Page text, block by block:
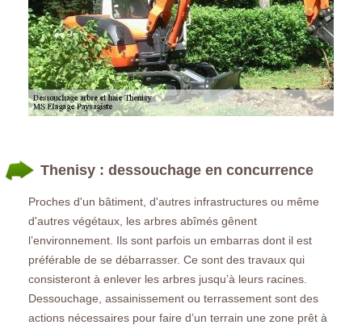
Thenisy : dessouchage en concurrence
Proches d'un bâtiment, d'autres infrastructures ou même
d'autres végétaux, les arbres abîmés gênent
l’environnement. Ils sont parfois un embarras dont il est
préférable de se débarrasser. Ce sont des travaux qui
consisteront à enlever les arbres jusqu’à leurs racines.
Dessouchage, assainissement ou terrassement sont des
actions nécessaires pour faire d’un terrain une zone prêt à